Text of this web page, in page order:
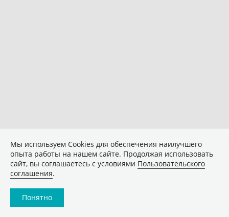
Мы используем Сookies для обеспечения наилучшего
опыта работы на нашем сайте. Продолжая использовать
сайт, вы соглашаетесь с условиями Пользовательского
соглашения.
Понятно